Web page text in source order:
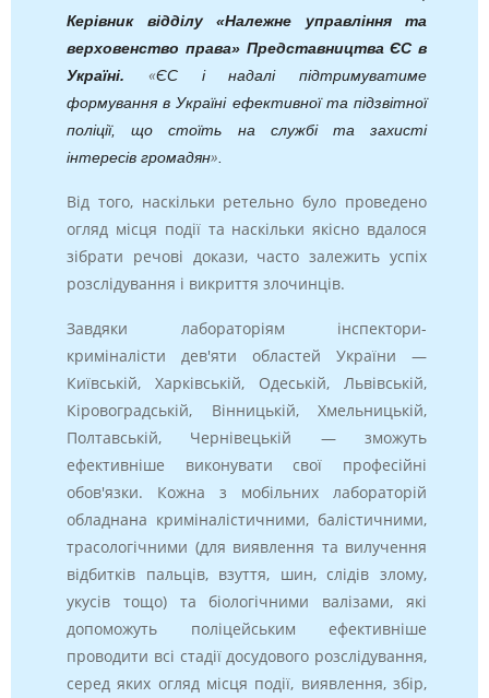
Керівник відділу «Належне управління та
верховенство права» Представництва ЄС в
Україні.
«ЄС і надалі підтримуватиме
формування в Україні ефективної та підзвітної
поліції, що стоїть на службі та захисті
інтересів громадян»
Від того, наскільки ретельно було проведено
огляд місця події та наскільки якісно вдалося
зібрати речові докази, часто залежить успіх
розслідування і викриття злочинців.
Завдяки лабораторіям інспектори-
криміналісти дев'яти областей України —
Київській, Харківській, Одеській, Львівській,
Кіровоградській, Вінницькій, Хмельницькій,
Полтавській, Чернівецькій — зможуть
ефективніше виконувати свої професійні
обов'язки. Кожна з мобільних лабораторій
обладнана криміналістичними, балістичними,
трасологічними (для виявлення та вилучення
відбитків пальців, взуття, шин, слідів злому,
укусів тощо) та біологічними валізами, які
допоможуть поліцейським ефективніше
проводити всі стадії досудового розслідування,
серед яких огляд місця події, виявлення, збір,